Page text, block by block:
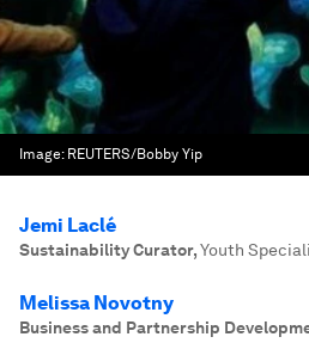
Image: REUTERS/Bobby Yip
Jemi Laclé
Sustainability Curator,Youth
Melissa Novotny
Business and Partnership